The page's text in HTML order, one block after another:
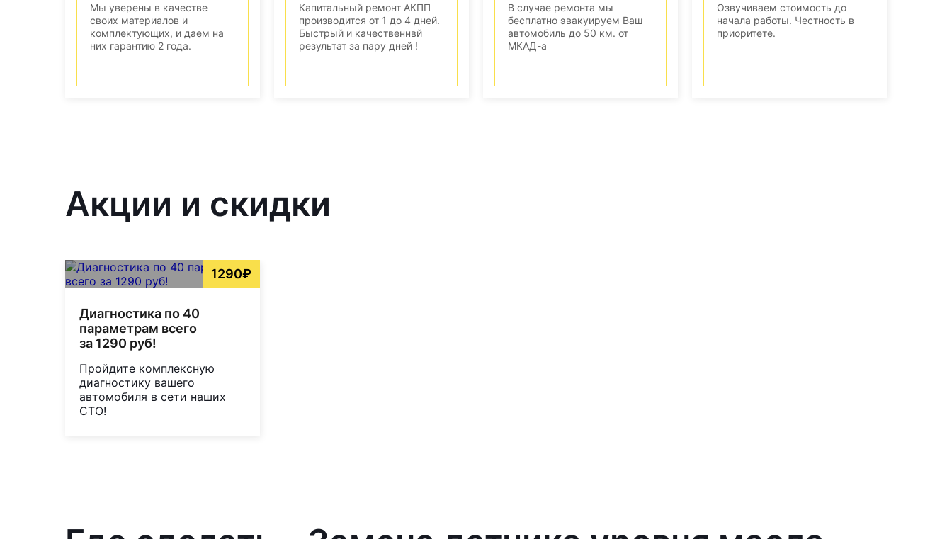
Мы уверены в качестве
своих материалов и
комплектующих, и даем на
них гарантию 2 года.
Капитальный ремонт АКПП
производится от 1 до 4 дней.
Быстрый и качественнвй
результат за пару дней !
В случае ремонта мы
бесплатно эвакуируем Ваш
автомобиль до 50 км. от
МКАД-а
Озвучиваем стоимость до
начала работы. Честность в
приоритете.
Акции и скидки
1290₽
Диагностика по 40
параметрам всего
за 1290 руб!
Пройдите комплексную
диагностику вашего
автомобиля в сети наших
СТО!